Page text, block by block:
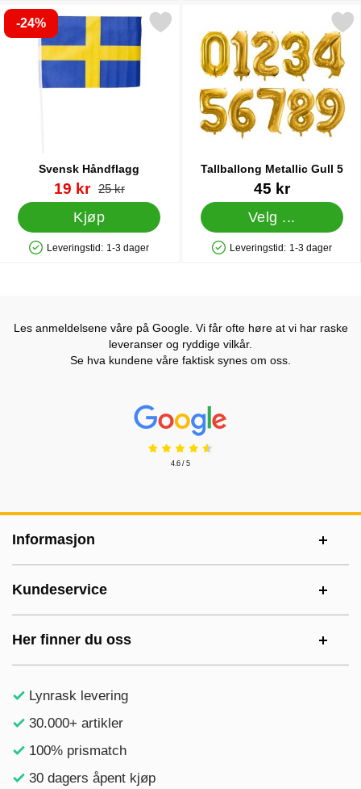
-24%
Svensk Håndflagg
Varenummer 27940
ny pris
19 kr gammel pris
25 kr
Kjøp
Produkttilgjengelighet: På lager
Leveringstid: 1-3 dager
Merk svensk Håndflagg som favoritt
Tallballong Metallic Gull 5
Varenummer 41777
45 kr
Velg ...
Produkttilgjengelighet: På lager
Leveringstid: 1-3 dager
Merk tallballong
Les anmeldelsene våre på Google. Vi får ofte høre at vi har raske
leveranser og ryddige vilkår.
Se hva kundene våre faktisk synes om oss.
Prisjakt Vurdering: 4.6 Stjerne
4.6 / 5
Informasjon
Kundeservice
Her finner du oss
Lynrask levering
30.000+ artikler
100% prismatch
30 dagers åpent kjøp